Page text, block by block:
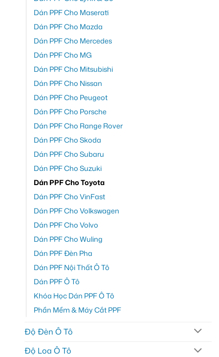
Dán PPF Cho Maserati
Dán PPF Cho Mazda
Dán PPF Cho Mercedes
Dán PPF Cho MG
Dán PPF Cho Mitsubishi
Dán PPF Cho Nissan
Dán PPF Cho Peugeot
Dán PPF Cho Porsche
Dán PPF Cho Range Rover
Dán PPF Cho Skoda
Dán PPF Cho Subaru
Dán PPF Cho Suzuki
Dán PPF Cho Toyota
Dán PPF Cho VinFast
Dán PPF Cho Volkswagen
Dán PPF Cho Volvo
Dán PPF Cho Wuling
Dán PPF Đèn Pha
Dán PPF Nội Thất Ô Tô
Dán PPF Ô Tô
Khóa Học Dán PPF Ô Tô
Phần Mềm & Máy Cắt PPF
Độ Đèn Ô Tô
Độ Loa Ô Tô